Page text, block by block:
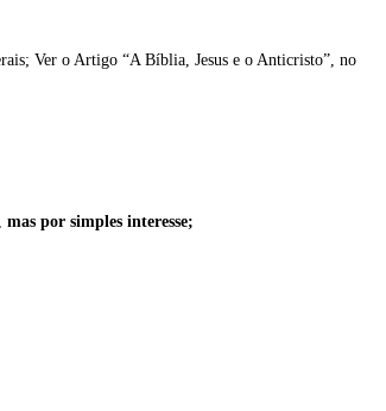
Ver o Artigo “A Bíblia, Jesus e o Anticristo”, no
mas por simples interesse;